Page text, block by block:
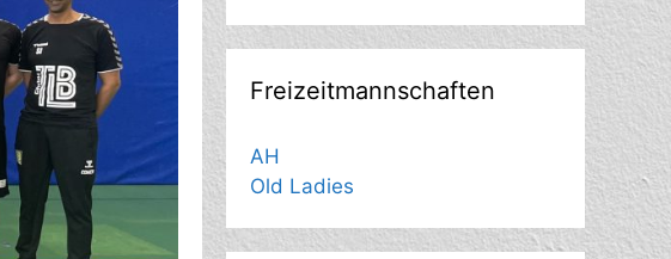
Freizeitmannschaften
AH
Old Ladies